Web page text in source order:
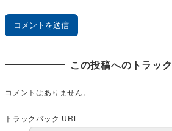
この投稿へのトラッ
コメントはありません。
トラックバック URL